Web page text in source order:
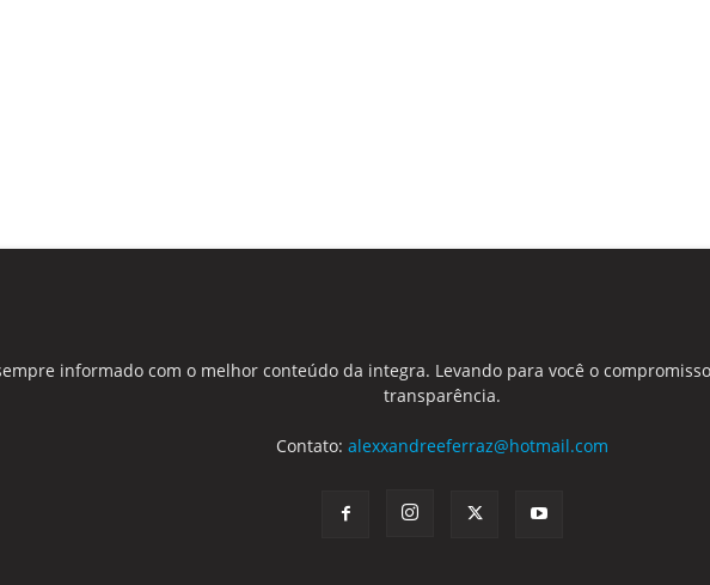
informado com o melhor conteúdo da integra. Levando para você o
transparência.
Contato: alexxandreeferraz@hotmail.com